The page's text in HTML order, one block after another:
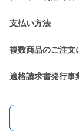
支払い方法
複数商品のご注文
適格請求書発行事